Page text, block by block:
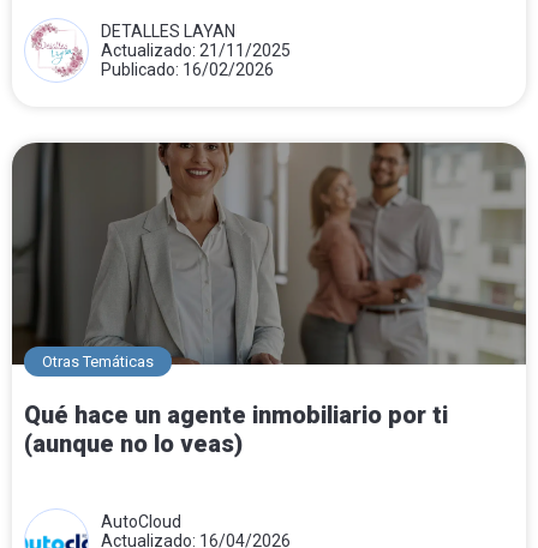
DETALLES LAYAN
Actualizado: 21/11/2025
Publicado: 16/02/2026
Otras Temáticas
Qué hace un agente inmobiliario por ti
(aunque no lo veas)
AutoCloud
Actualizado: 16/04/2026